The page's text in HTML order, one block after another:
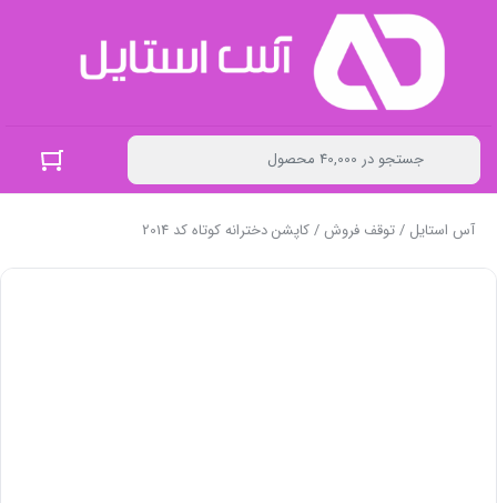
آس استایل /توقف فروش/ کاپشن دخترانه کوتاه کد 2014